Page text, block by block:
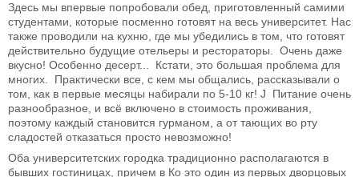
Здесь мы впервые попробовали обед, приготовленный самими
студентами, которые посменно готовят на весь университет. Нас
также проводили на кухню, где мы убедились в том, что готовят
действительно будущие отельеры и рестораторы. Очень даже
вкусно! Особенно десерт... Кстати, это большая проблема для
многих. Практически все, с кем мы общались, рассказывали о
том, как в первые месяцы набирали по 5-10 кг! J Питание очень
разнообразное, и всё включено в стоимость проживания,
поэтому каждый становится гурманом, а от тающих во рту
сладостей отказаться просто невозможно!
Оба университетских городка традиционно располагаются в
бывших гостиницах, причем в Ко это один из первых дворцовых